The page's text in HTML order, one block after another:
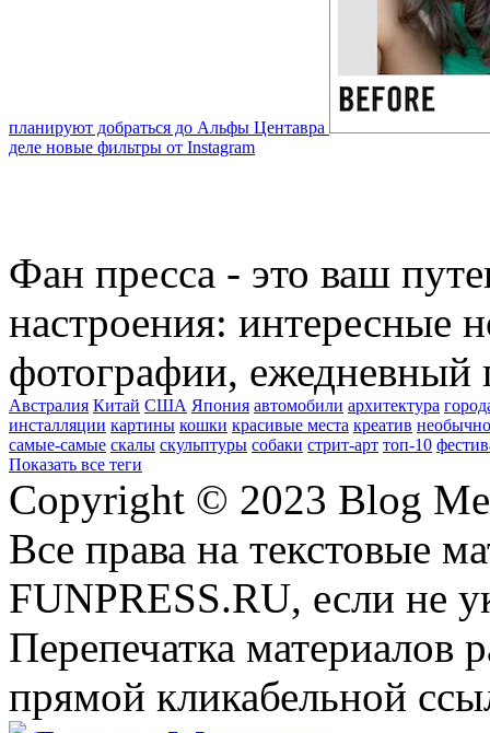
планируют добраться до Альфы Центавра
деле новые фильтры от Instagram
Фан пресса - это ваш
настроения: интересные
фотографии, ежедневный
Австралия Китай США Япония автомобили архитектура
инсталляции картины кошки красивые места креатив
самые-самые скалы скульптуры собаки стрит-арт топ-10
Показать все теги
Copyright © 2023 Blog
Все права на текстовые
FUNPRESS.RU, если не
Перепечатка материалов
прямой кликабельной